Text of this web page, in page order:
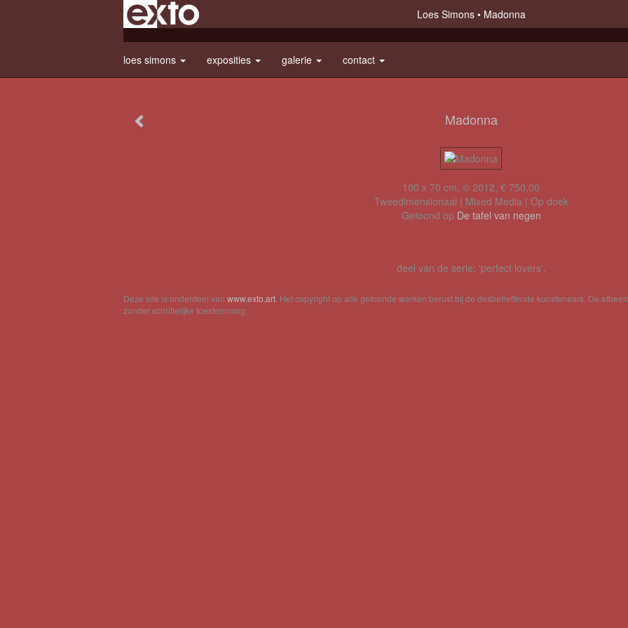
Loes Simons Madonna
loes simons exposities galerie contact
Madonna
100 x 70 cm, © 2012, € 750,00
Tweedimensionaal | Mixed Media | Op doek
Getoond op De tafel van negen
deel van de serie: 'perfect lovers'.
Deze site is onderdeel van www.exto.art . Het copyright op alle getoonde werken berust bij de desbetreffende kunstenaars. De
zonder schriftelijke toestemming.